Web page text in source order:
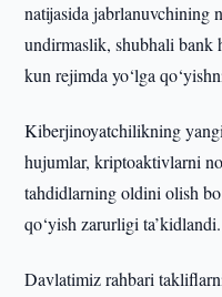
natijasida jabrlanuvchining
undirmaslik, shubhali bank
kun rejimda yo‘lga
Kiberjinoyatchilikning
hujumlar, kriptoaktivlarni
tahdidlarning oldini olish
qo‘yish zarurligi ta’kidlandi.
Davlatimiz rahbari